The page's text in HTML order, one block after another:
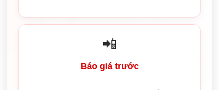
📲
Báo giá trước